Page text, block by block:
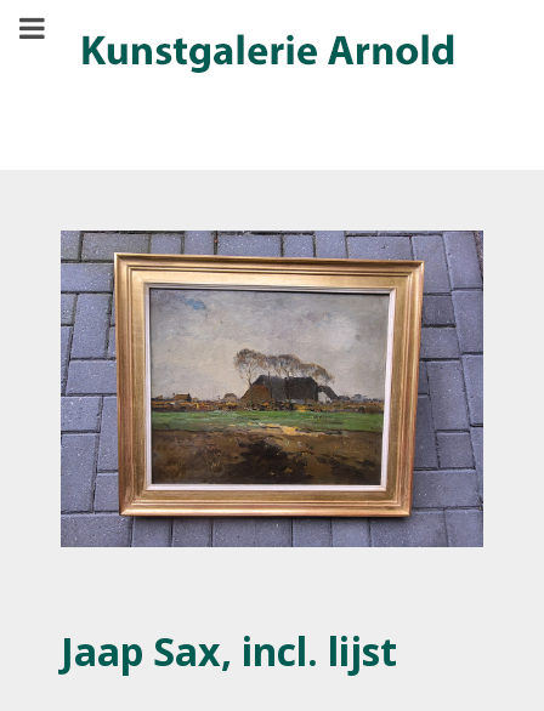
Jaap Sax, incl. lijst